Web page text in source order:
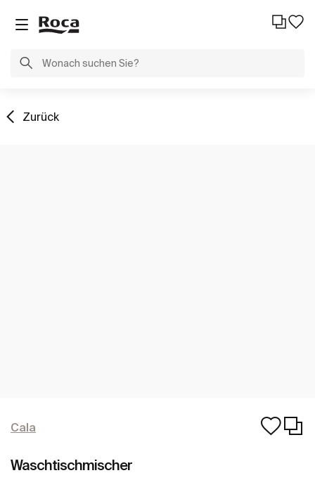
Zurück
Cala
Waschtischmischer